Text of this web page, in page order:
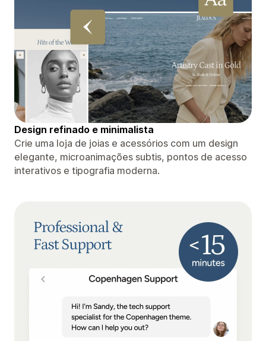
Design refinado e minimalista
Crie uma loja de joias e acessórios com um design
elegante, microanimações subtis, pontos de acesso
interativos e tipografia moderna.